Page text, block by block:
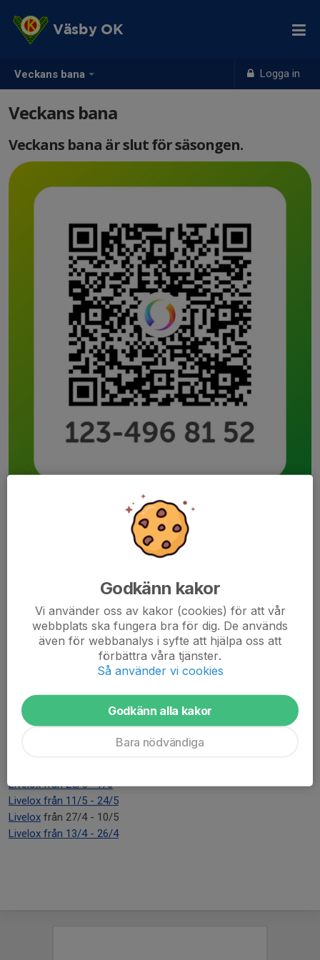
Veckans bana Logga in
Väsby OK
Veckans bana
Veckans bana är slut för säsongen.
50 kr till Swish 123 496 81 52
För utövare som ej är medlemmar i Väsby OK tar vi tacksamt
Väsby OK. Swish 123 496 81 52
Veckans Bana är slut för säsongen! Återkommer i höst!
Livelox från 25/5 - 7/6
Livelox från 11/5 - 24/5
Livelox från 27/4 - 10/5
Livelox från 13/4 - 26/4
Godkänn kakor
Vi använder oss av kakor (cookies) för att vår
webbplats ska fungera bra för dig. De används
även för webbanalys i syfte att hjälpa oss att
förbättra våra tjänster.
Så använder vi cookies
Godkänn alla kakor
Bara nödvändiga